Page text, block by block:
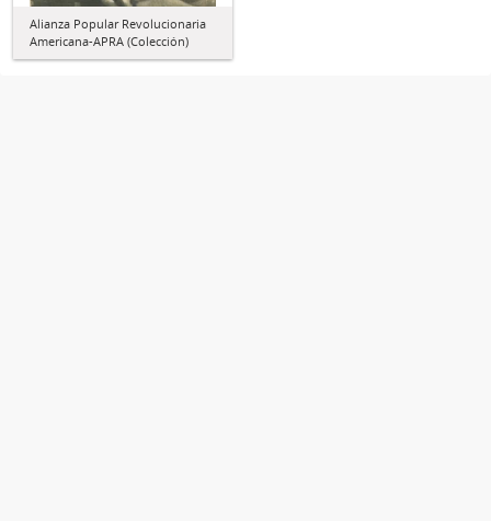
Alianza Popular Revolucionaria
Americana-APRA (Colección)